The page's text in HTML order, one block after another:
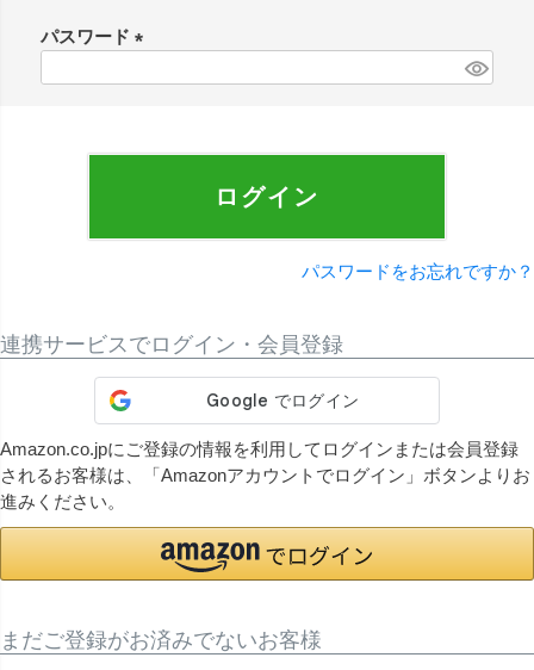
パスワード
)
ログイン
パスワードをお忘れですか？
連携サービスでログイン・会員登録
Amazon.co.jpにご登録の情報を利用してログインまたは会員登録
されるお客様は、「Amazonアカウントでログイン」ボタンよりお
進みください。
まだご登録がお済みでないお客様